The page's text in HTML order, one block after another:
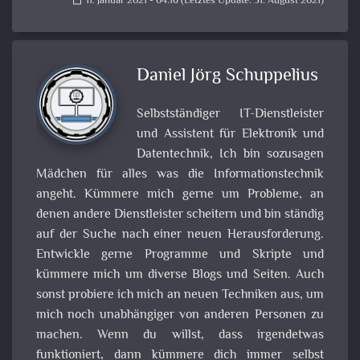
Daniel Jörg Schuppelius
Selbstständiger IT-Dienstleister
und Assistent für Elektronik und
Datentechnik, Ich bin sozusagen
Mädchen für alles was die Informationstechnik
angeht. Kümmere mich gerne um Probleme, an
denen andere Dienstleister scheitern und bin ständig
auf der Suche nach einer neuen Herausforderung.
Entwickle gerne Programme und Skripte und
kümmere mich um diverse Blogs und Seiten. Auch
sonst probiere ich mich an neuen Techniken aus, um
mich noch unabhängiger von anderen Personen zu
machen. Wenn du willst, dass irgendetwas
funktioniert, dann kümmere dich immer selbst